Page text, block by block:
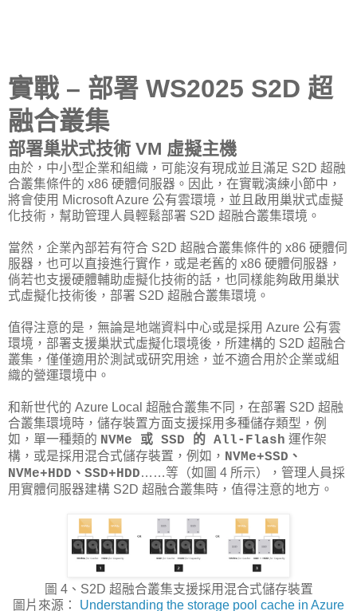
實戰 – 部署 WS2025 S2D 超
融合叢集
部署巢狀式技術 VM 虛擬主機
由於，中小型企業和組織，可能沒有現成並且滿足 S2D 超融
合叢集條件的 x86 硬體伺服器。因此，在實戰演練小節中，
將會使用 Microsoft Azure 公有雲環境，並且啟用巢狀式虛擬
化技術，幫助管理人員輕鬆部署 S2D 超融合叢集環境。
當然，企業內部若有符合 S2D 超融合叢集條件的 x86 硬體伺
服器，也可以直接進行實作，或是老舊的 x86 硬體伺服器，
倘若也支援硬體輔助虛擬化技術的話，也同樣能夠啟用巢狀
式虛擬化技術後，部署 S2D 超融合叢集環境。
值得注意的是，無論是地端資料中心或是採用 Azure 公有雲
環境，部署支援巢狀式虛擬化環境後，所建構的 S2D 超融合
叢集，僅僅適用於測試或研究用途，並不適合用於企業或組
織的營運環境中。
和新世代的 Azure Local 超融合叢集不同，在部署 S2D 超融
合叢集環境時，儲存裝置方面支援採用多種儲存類型，例
如，單一種類的 NVMe 或 SSD 的 All-Flash 運作架
構，或是採用混合式儲存裝置，例如， NVMe+SSD、
NVMe+HDD、SSD+HDD……等（如圖 4 所示），管理人員採
用實體伺服器建構 S2D 超融合叢集時，值得注意的地方。
圖 4、S2D 超融合叢集支援採用混合式儲存裝置
圖片來源： Understanding the storage pool cache in Azure